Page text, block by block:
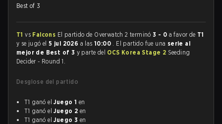
Best of 3
T1vs Falcons El partido de Overwatch 2 terminó3 - 0 a favor de T1
y se jugó el5 jul 2026 a las10:00 . El partido fue una serie al
mejor de Best of 3 y parte del OCS Korea Stage 2 Seeding
Decider - Round 1.
Desglose del partido
T1 ganó elJuego 1 en
T1 ganó elJuego 2 en
T1 ganó elJuego 3 en